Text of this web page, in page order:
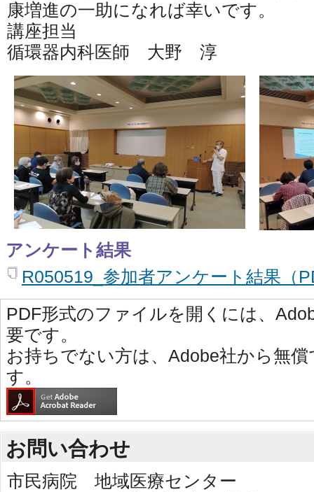
康増進の一助になれば幸いです。
講座担当
循環器内科医師 大野 淳
アンケート結果
R050519_参加者アンケート結果（
PDF形式のファイルを開くには、
要です。
お持ちでない方は、Adobe社から無
す。
お問い合わせ
市民病院 地域医療センター